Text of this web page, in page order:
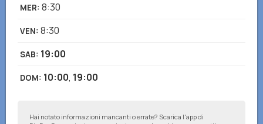
MER: 8:30
VEN: 8:30
SAB: 19:00
DOM: 10:00, 19:00
Hai notato informazioni mancanti o errate? Scarica l'app di